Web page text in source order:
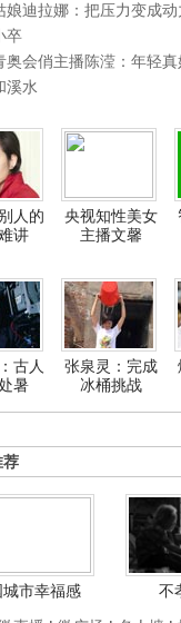
娘迪拉娜：把压力变成动
卒
奥会俏主播陈滢：年轻真
溪水
人的
讲
央视知性美女
主播文馨
古人
暑
张泉灵：完成
冰桶挑战
荐
城市幸福感
不